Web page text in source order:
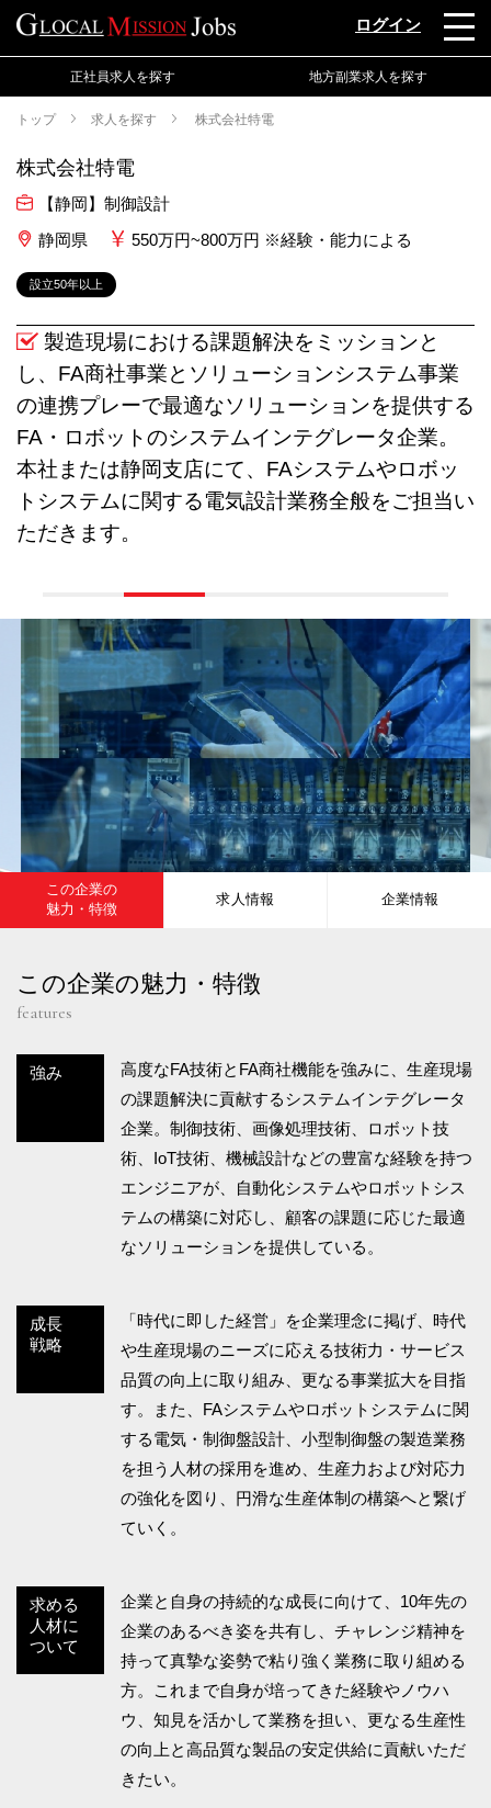
ログイン
正社員求人を探す 地方副業求人を探す
トップ 求人を探す 株式会社特電
株式会社特電
【静岡】制御設計
静岡県
550万円~800万円 ※経験・能力による
設立50年以上
製造現場における課題解決をミッションと
し、FA商社事業とソリューションシステム事業
の連携プレーで最適なソリューションを提供する
FA・ロボットのシステムインテグレータ企業。
本社または静岡支店にて、FAシステムやロボッ
トシステムに関する電気設計業務全般をご担当い
ただきます。
この企業の
魅力・特徴
求人情報 企業情報
この企業の魅力・特徴
features
強み
高度なFA技術とFA商社機能を強みに、生産現場
の課題解決に貢献するシステムインテグレータ
企業。制御技術、画像処理技術、ロボット技
術、IoT技術、機械設計などの豊富な経験を持つ
エンジニアが、自動化システムやロボットシス
テムの構築に対応し、顧客の課題に応じた最適
なソリューションを提供している。
成長
戦略
「時代に即した経営」を企業理念に掲げ、時代
や生産現場のニーズに応える技術力・サービス
品質の向上に取り組み、更なる事業拡大を目指
す。また、FAシステムやロボットシステムに関
する電気・制御盤設計、小型制御盤の製造業務
を担う人材の採用を進め、生産力および対応力
の強化を図り、円滑な生産体制の構築へと繋げ
ていく。
求める
人材に
ついて
企業と自身の持続的な成長に向けて、10年先の
企業のあるべき姿を共有し、チャレンジ精神を
持って真摯な姿勢で粘り強く業務に取り組める
方。これまで自身が培ってきた経験やノウハ
ウ、知見を活かして業務を担い、更なる生産性
の向上と高品質な製品の安定供給に貢献いただ
きたい。